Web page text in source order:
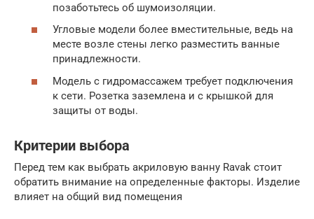
позаботьтесь об шумоизоляции.
Угловые модели более вместительные, ведь на
месте возле стены легко разместить ванные
принадлежности.
Модель с гидромассажем требует подключения
к сети. Розетка заземлена и с крышкой для
защиты от воды.
Критерии выбора
Перед тем как выбрать акриловую ванну Ravak стоит
обратить внимание на определенные факторы. Изделие
влияет на общий вид помещения